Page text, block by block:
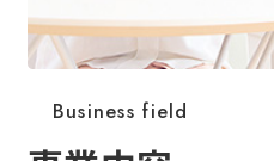
Business field